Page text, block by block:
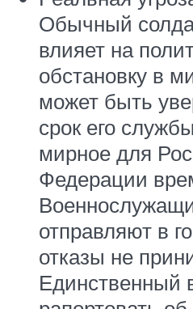
Обычный
влияет на
обстановку в
может быть
срок его
мирное для
Федерации
отправляют в
отказы не
Единственный